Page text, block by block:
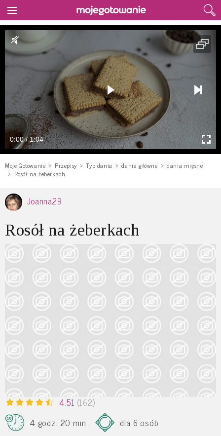
0:00 / 1:04
Moje Gotowanie Przepisy Typ dania dania główne
dania mięsne
Rosół na żeberkach
Joanna29
Rosół na żeberkach
4.51 (162)
4 godz. 20 min.
dla 6 osób